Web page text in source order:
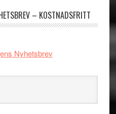
– KOSTNADSFRITT
Nyhetsbrev